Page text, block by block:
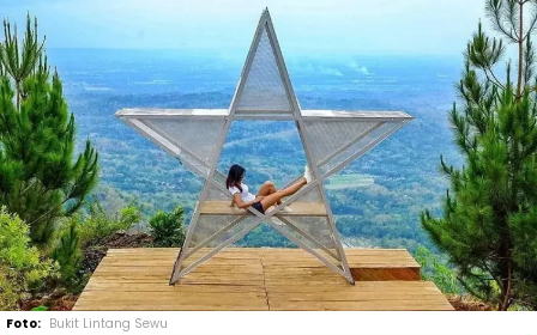
Bukit Lintang Sewu